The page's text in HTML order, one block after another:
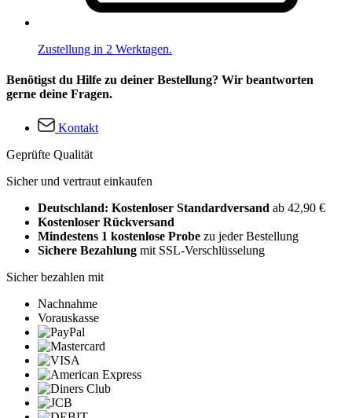
Zustellung in 2 Werktagen.
Benötigst du Hilfe zu deiner Bestellung? Wir beantworten
gerne deine Fragen.
Kontakt
Geprüfte Qualität
Sicher und vertraut einkaufen
Deutschland: Kostenloser Standardversand ab 42,90 €
Kostenloser Rückversand
Mindestens 1 kostenlose Probe zu jeder Bestellung
Sichere Bezahlung mit SSL-Verschlüsselung
Sicher bezahlen mit
Nachnahme
Vorauskasse